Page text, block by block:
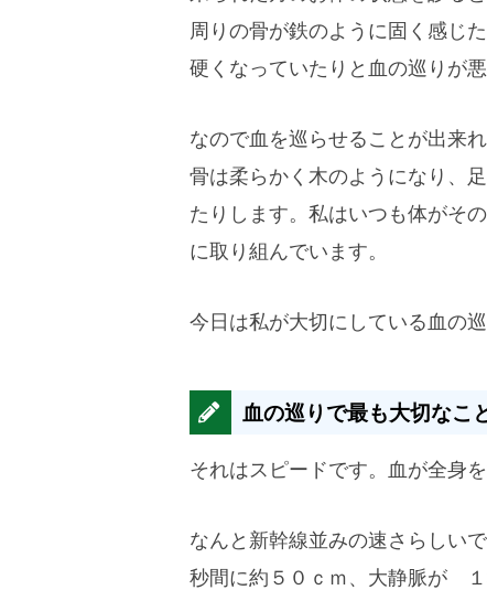
周りの骨が鉄のように固く感じ
硬くなっていたりと血の巡りが
なので血を巡らせることが出来
骨は柔らかく木のようになり、
たりします。私はいつも体がそ
に取り組んでいます。
今日は私が大切にしている血の
血の巡りで最も大切なこ
それはスピードです。血が全身
なんと新幹線並みの速さらしい
秒間に約５０ｃｍ、大静脈が